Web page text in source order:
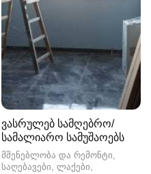
ვასრულებ სამღებრო/
სამალიარო სამუშაოებს
მშენებლობა და რემონტი,
საღებავები, ლაქები